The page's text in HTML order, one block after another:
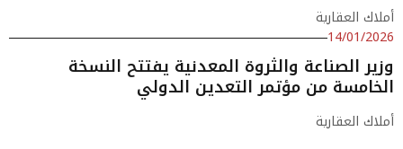
أملاك العقارية
14/01/2026
وزير الصناعة والثروة المعدنية يفتتح النسخة
الخامسة من مؤتمر التعدين الدولي
أملاك العقارية